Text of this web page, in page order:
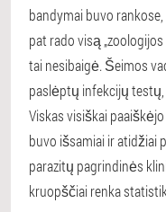
bandymai buvo
pat rado visą
tai nesibaigė. Šeimos
paslėptų infekcijų
Viskas visiškai
buvo išsamiai ir atidžiai
parazitų pagrindinės
kruopščiai renka